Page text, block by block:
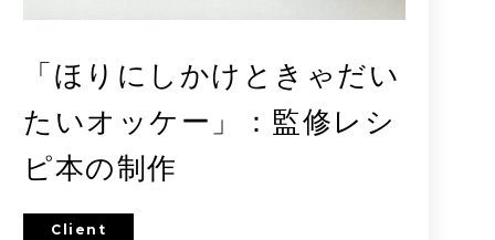
「ほりにしかけときゃだい
たいオッケー」：監修レシ
ピ本の制作
Client